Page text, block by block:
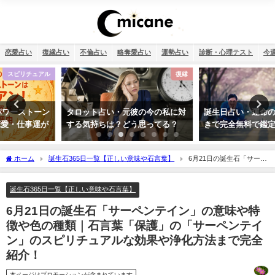
恋愛占い 復縁占い 不倫占い 略奪愛占い 運勢占い 診断・心理テスト 今
復縁
タロット占い・元彼の今の私に対
する気持ちは？どう思ってる？
恋愛
誕生日占い・運命の人を顔画像付
きで完全無料で鑑定します！
ホーム 誕生石365日一覧【正しい意味や石言葉】
6月21日の誕生石「サーペ
ンテイン」の意味や特徴や色の種類｜石言葉「保護」の「サーペンテイン」のスピリ
誕生石365日一覧【正しい意味や石言葉】
6月21日の誕生石「サーペンテイン」の意味や特
徴や色の種類｜石言葉「保護」の「サーペンテイ
ン」のスピリチュアルな効果や浄化方法まで完全
紹介！